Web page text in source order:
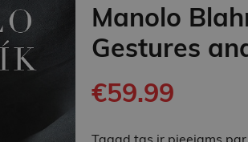
Manolo
Gestures
€59.99